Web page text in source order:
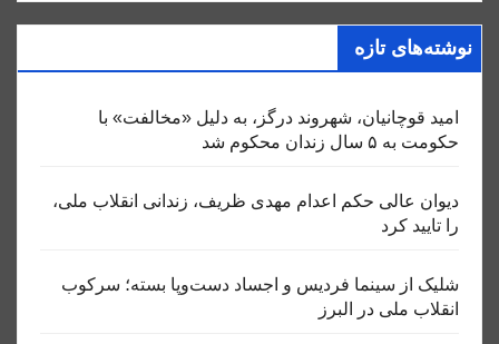
نوشته‌های تازه
امید قوچانیان، شهروند درگز، به دلیل «مخالفت» با
حکومت به ۵ سال زندان محکوم شد
دیوان عالی حکم اعدام مهدی ظریف، زندانی انقلاب ملی،
را تایید کرد
شلیک از سینما فردیس و اجساد دست‌وپا بسته؛ سرکوب
انقلاب ملی در البرز